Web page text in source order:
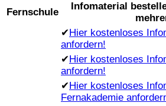
Fernschule
Infomaterial
✔ Hier kostenloses
anfordern!
✔ Hier kostenloses
anfordern!
✔ Hier kostenloses
Fernakademie